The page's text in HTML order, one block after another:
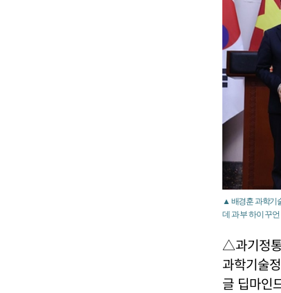
▲ 배경훈 과학기
데 과 부 하이 꾸
△과기정통
과학기술
글 딥마인